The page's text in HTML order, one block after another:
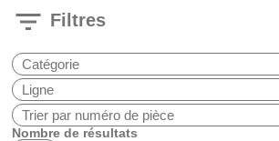
filter_list Filtres
Nombre de résultats